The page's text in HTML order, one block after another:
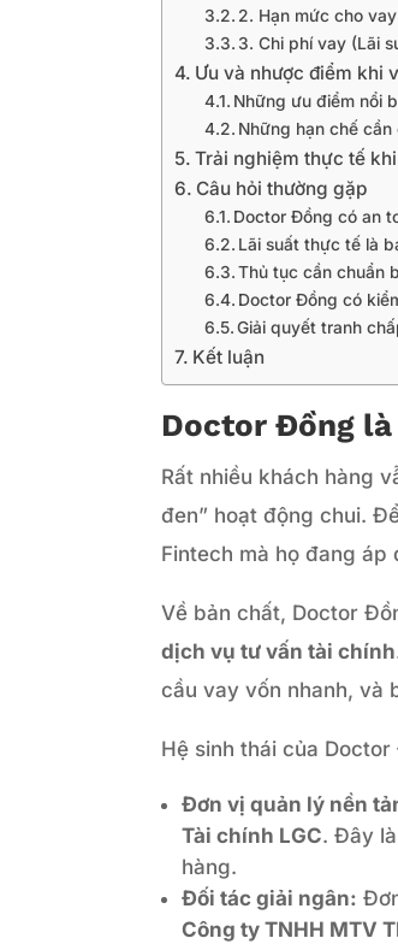
2. Hạn mức cho vay
3. Chi phí vay (Lãi
Ưu và nhược điểm khi
Những ưu điểm nổi
Những hạn chế cần
Trải nghiệm thực tế
Câu hỏi thường gặp
Doctor Đồng có an
Lãi suất thực tế là
Thủ tục cần chuẩn
Doctor Đồng có
Giải quyết tranh
Kết luận
Doctor Đồng là
Rất nhiều khách hàng
đen” hoạt động chui.
Fintech mà họ đang áp
Về bản chất, Doctor
dịch vụ tư vấn tài chính
cầu vay vốn nhanh, và
Hệ sinh thái của
Đơn vị quản lý nền
Tài chính LGC. Đây
hàng.
Đối tác giải ngân:
Công ty TNHH MTV